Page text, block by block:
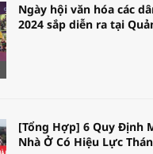
Ngày hội văn hóa các
2024 sắp diễn ra tại
[Tổng Hợp] 6 Quy Định
Nhà Ở Có Hiệu Lực